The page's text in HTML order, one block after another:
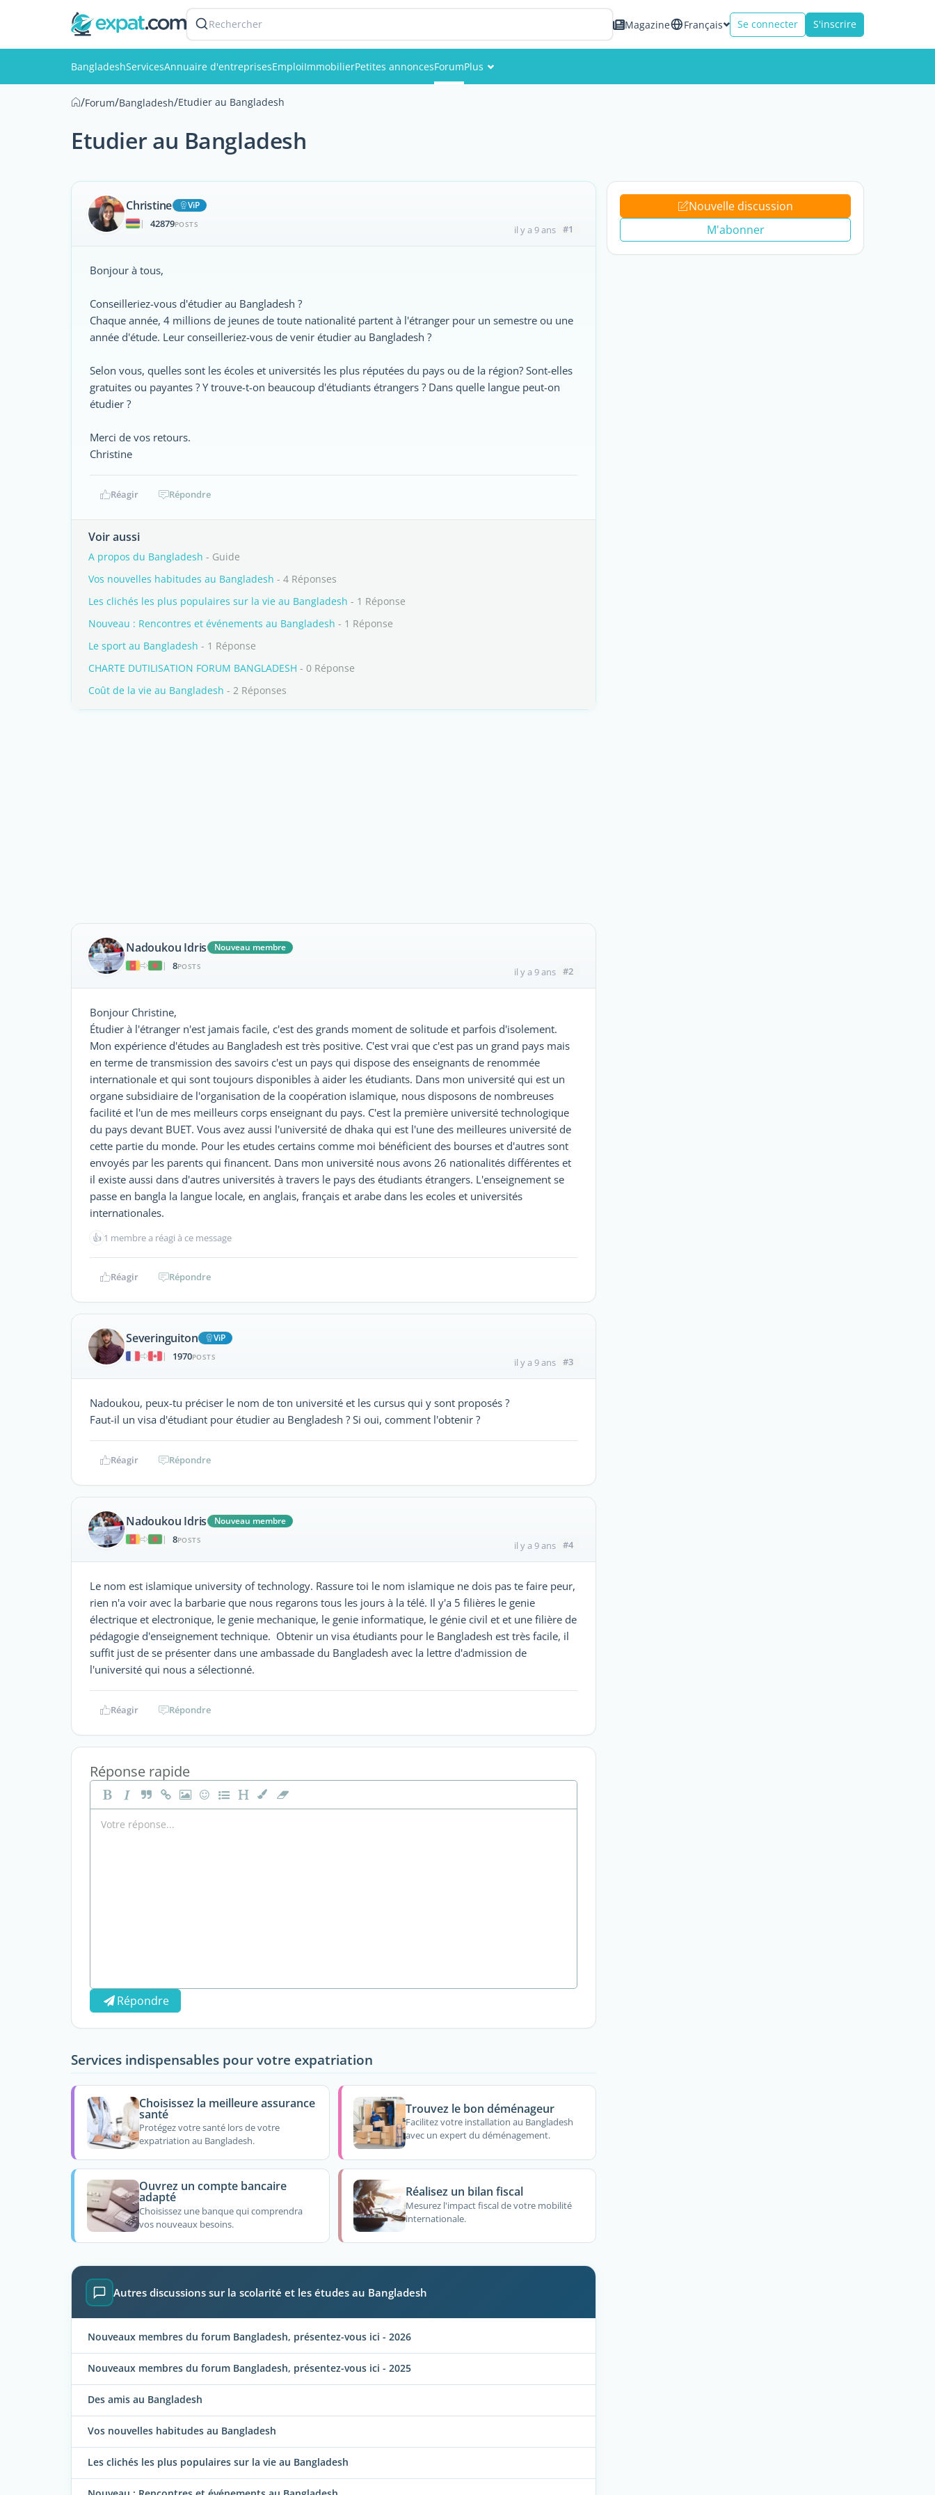
Rechercher Magazine Français Se connecter S'inscrire
BangladeshServicesAnnuaire d'entreprisesEmploiImmobilierPetites annoncesForumPlus
/Forum/Bangladesh/Etudier au Bangladesh
Etudier au Bangladesh
Christine
ViP
|
42879POSTS il y a 9 ans #1
Bonjour à tous,
Conseilleriez-vous d'étudier au Bangladesh ?
Chaque année, 4 millions de jeunes de toute nationalité partent à l'étranger pour un semestre ou une
année d'étude. Leur conseilleriez-vous de venir étudier au Bangladesh ?
Selon vous, quelles sont les écoles et universités les plus réputées du pays ou de la région? Sont-elles
gratuites ou payantes ? Y trouve-t-on beaucoup d'étudiants étrangers ? Dans quelle langue peut-on
étudier ?
Merci de vos retours.
Christine
Réagir Répondre
Voir aussi
A propos du Bangladesh - Guide
Vos nouvelles habitudes au Bangladesh - 4 Réponses
Les clichés les plus populaires sur la vie au Bangladesh - 1 Réponse
Nouveau : Rencontres et événements au Bangladesh - 1 Réponse
Le sport au Bangladesh - 1 Réponse
CHARTE DUTILISATION FORUM BANGLADESH - 0 Réponse
Coût de la vie au Bangladesh - 2 Réponses
Nadoukou Idris
Nouveau membre
|
8POSTS il y a 9 ans #2
Bonjour Christine,
Étudier à l'étranger n'est jamais facile, c'est des grands moment de solitude et parfois d'isolement.
Mon expérience d'études au Bangladesh est très positive. C'est vrai que c'est pas un grand pays mais
en terme de transmission des savoirs c'est un pays qui dispose des enseignants de renommée
internationale et qui sont toujours disponibles à aider les étudiants. Dans mon université qui est un
organe subsidiaire de l'organisation de la coopération islamique, nous disposons de nombreuses
facilité et l'un de mes meilleurs corps enseignant du pays. C'est la première université technologique
du pays devant BUET. Vous avez aussi l'université de dhaka qui est l'une des meilleures université de
cette partie du monde. Pour les etudes certains comme moi bénéficient des bourses et d'autres sont
envoyés par les parents qui financent. Dans mon université nous avons 26 nationalités différentes et
il existe aussi dans d'autres universités à travers le pays des étudiants étrangers. L'enseignement se
passe en bangla la langue locale, en anglais, français et arabe dans les ecoles et universités
internationales.
👍 1 membre a réagi à ce message
Réagir Répondre
Severinguiton
ViP
|
1970POSTS il y a 9 ans #3
Nadoukou, peux-tu préciser le nom de ton université et les cursus qui y sont proposés ?
Faut-il un visa d'étudiant pour étudier au Bengladesh ? Si oui, comment l'obtenir ?
Réagir Répondre
Nadoukou Idris
Nouveau membre
|
8POSTS il y a 9 ans #4
Le nom est islamique university of technology. Rassure toi le nom islamique ne dois pas te faire peur,
rien n'a voir avec la barbarie que nous regarons tous les jours à la télé. Il y'a 5 filières le genie
électrique et electronique, le genie mechanique, le genie informatique, le génie civil et et une filière de
pédagogie d'enseignement technique. Obtenir un visa étudiants pour le Bangladesh est très facile, il
suffit just de se présenter dans une ambassade du Bangladesh avec la lettre d'admission de
l'université qui nous a sélectionné.
Réagir Répondre
Réponse rapide
Répondre
Services indispensables pour votre expatriation
Choisissez la meilleure assurance
santé
Protégez votre santé lors de votre
expatriation au Bangladesh.
Trouvez le bon déménageur
Facilitez votre installation au Bangladesh
avec un expert du déménagement.
Ouvrez un compte bancaire
adapté
Choisissez une banque qui comprendra
vos nouveaux besoins.
Réalisez un bilan fiscal
Mesurez l'impact fiscal de votre mobilité
internationale.
Autres discussions sur la scolarité et les études au Bangladesh
Nouveaux membres du forum Bangladesh, présentez-vous ici - 2026
Nouveaux membres du forum Bangladesh, présentez-vous ici - 2025
Des amis au Bangladesh
Vos nouvelles habitudes au Bangladesh
Les clichés les plus populaires sur la vie au Bangladesh
Nouvelle discussion
M'abonner